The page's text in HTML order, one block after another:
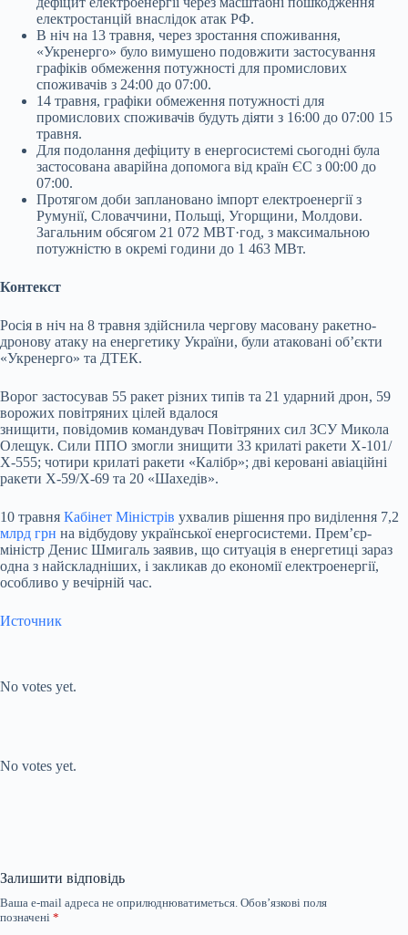
електростанцій внаслідок атак РФ.
В ніч на 13 травня, через зростання споживання,
«Укренерго» було вимушено подовжити застосування
графіків обмеження потужності для промислових
споживачів з 24:00 до 07:00.
14 травня, графіки обмеження потужності для
промислових споживачів будуть діяти з 16:00 до 07:00 15
травня.
Для подолання дефіциту в енергосистемі сьогодні була
застосована аварійна допомога від країн ЄС з 00:00 до
07:00.
Протягом доби заплановано імпорт електроенергії з
Румунії, Словаччини, Польщі, Угорщини, Молдови.
Загальним обсягом 21 072 МВТ·год, з максимальною
потужністю в окремі години до 1 463 МВт.
Контекст
Росія в ніч на 8 травня здійснила чергову масовану ракетно-
дронову атаку на енергетику України, були атаковані обʼєкти
«Укренерго» та ДТЕК.
Ворог застосував 55 ракет різних типів та 21 ударний дрон, 59
ворожих повітряних цілей вдалося
знищити, повідомив командувач Повітряних сил ЗСУ Микола
Олещук. Сили ППО змогли знищити 33 крилаті ракети Х-101/
Х-555; чотири крилаті ракети «Калібр»; дві керовані авіаційні
ракети Х-59/Х-69 та 20 «Шахедів».
10 травня Кабінет Міністрів ухвалив рішення про виділення 7,2
млрд грн на відбудову української енергосистеми. Прем’єр-
міністр Денис Шмигаль заявив, що ситуація в енергетиці зараз
одна з найскладніших, і закликав до економії електроенергії,
особливо у вечірній час.
Источник
No votes yet.
No votes yet.
Залишити відповідь
Ваша e-mail адреса не оприлюднюватиметься. Обов’язкові поля
позначені *